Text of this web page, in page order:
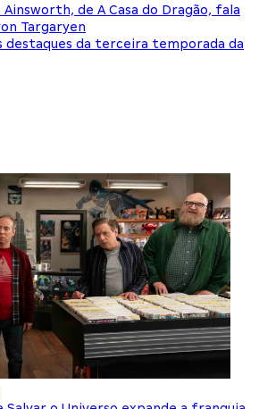
de A Casa do Dragão, fala
Targaryen
destaques da terceira temporada da